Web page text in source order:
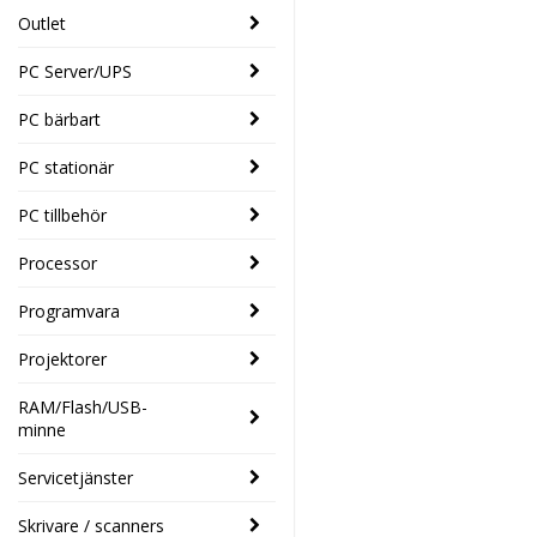
Outlet
PC Server/UPS
PC bärbart
PC stationär
PC tillbehör
Processor
Programvara
Projektorer
RAM/Flash/USB-
minne
Servicetjänster
Skrivare / scanners